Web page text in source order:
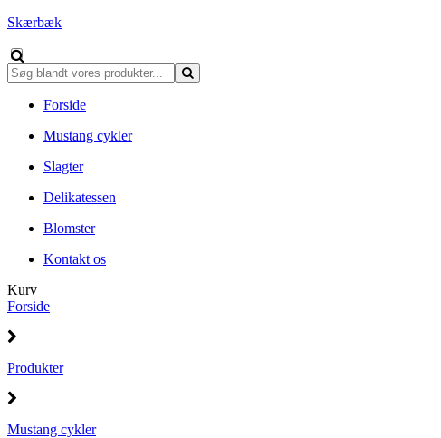
Skærbæk
Forside
Mustang cykler
Slagter
Delikatessen
Blomster
Kontakt os
Kurv
Forside
Produkter
Mustang cykler